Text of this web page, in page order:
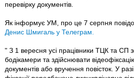
перевірку документів.
Як інформує УМ, про це 7 серпня
Денис Шмигаль у Телеграм.
" З 1 вересня усі працівники ТЦК та СП
бодікамери та здійснювати
документів або вручення повісток. У